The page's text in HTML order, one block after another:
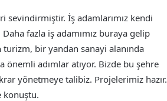
sevindirmiştir. İş adamlarımız kendi
fazla iş adamımız buraya gelip
bir yandan sanayi alanında
adımlar atıyor. Bizde bu şehre
yönetmeye talibiz. Projelerimiz hazır.
konuştu.